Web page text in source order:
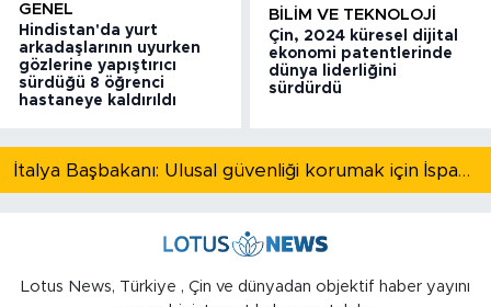
GENEL
Hindistan'da yurt
arkadaşlarının uyurken
gözlerine yapıştırıcı
sürdüğü 8 öğrenci
hastaneye kaldırıldı
BILIM VE TEKNOLOJI
Çin, 2024 küresel dijital
ekonomi patentlerinde
dünya liderliğini
sürdürdü
İtalya Başbakanı: Ulusal güvenliği korumak için İspanya ile Schengen kapsamındaki serbest dolaşımı askıya alıyoruz
Lotus News, Türkiye , Çin ve dünyadan objektif haber yayını